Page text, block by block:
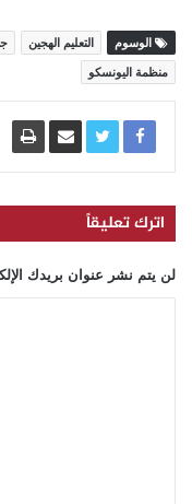
الوسوم التعليم الهجين
منظمة اليونسكو
اترك تعليقاً
لن يتم نشر عنوان بريدك